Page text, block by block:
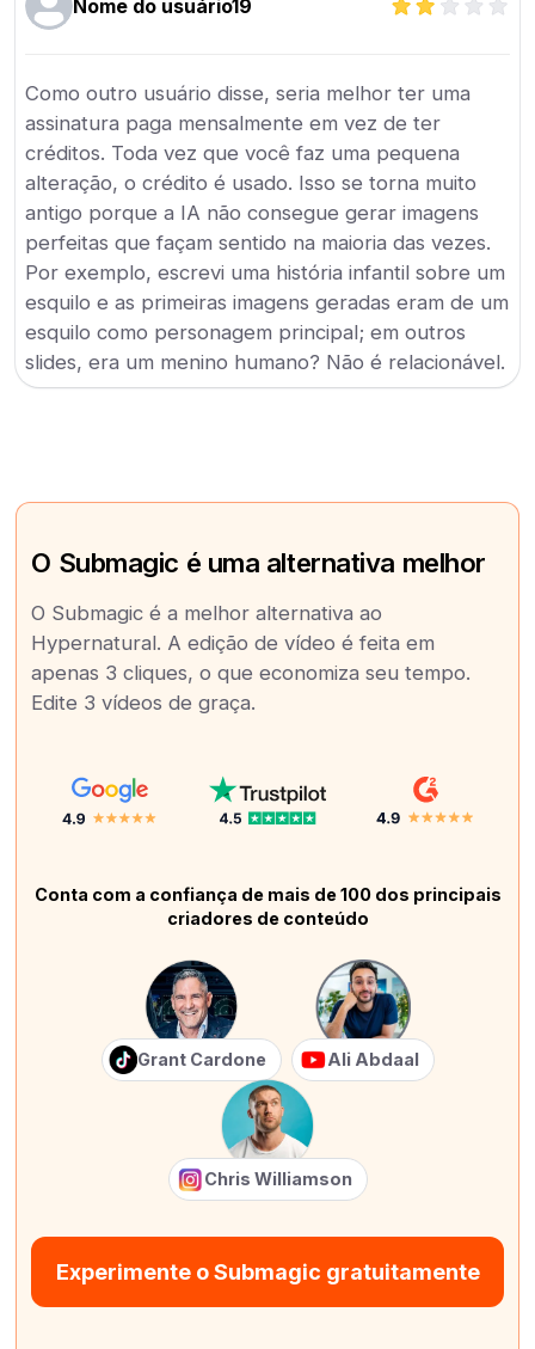
Nome do usuário19
Como outro usuário disse, seria melhor ter uma
assinatura paga mensalmente em vez de ter
créditos. Toda vez que você faz uma pequena
alteração, o crédito é usado. Isso se torna muito
antigo porque a IA não consegue gerar imagens
perfeitas que façam sentido na maioria das vezes.
Por exemplo, escrevi uma história infantil sobre um
esquilo e as primeiras imagens geradas eram de um
esquilo como personagem principal; em outros
slides, era um menino humano? Não é relacionável.
O Submagic é uma alternativa melhor
O Submagic é a melhor alternativa ao
Hypernatural. A edição de vídeo é feita em
apenas 3 cliques, o que economiza seu tempo.
Edite 3 vídeos de graça.
Conta com a confiança de mais de 100 dos principais
criadores de conteúdo
Grant Cardone Ali Abdaal
Chris Williamson
Experimente o Submagic gratuitamente